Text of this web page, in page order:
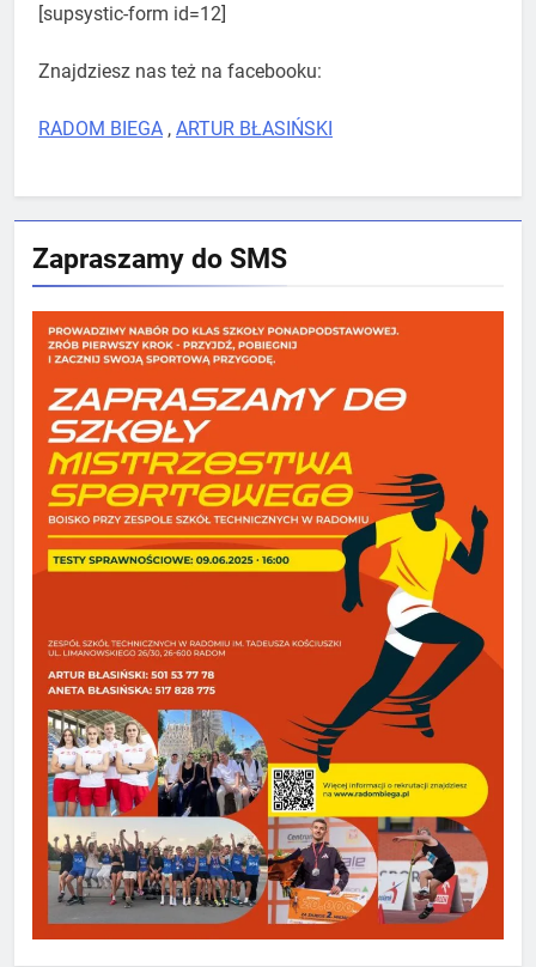
[supsystic-form id=12]
Znajdziesz nas też na facebooku:
RADOM BIEGA , ARTUR BŁASIŃSKI
Zapraszamy do SMS